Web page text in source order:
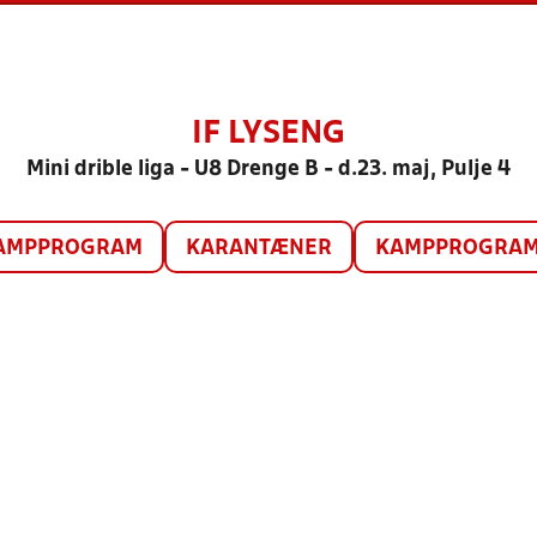
IF LYSENG
Mini drible liga - U8 Drenge B - d.23. maj, Pulje 4
KARANTÆNER